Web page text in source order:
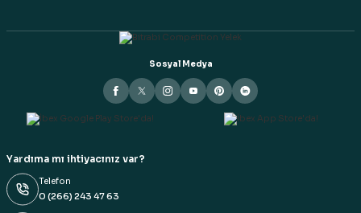
Sosyal Medya
Yardıma mı ihtiyacınız var?
Telefon
0 (266) 243 47 63